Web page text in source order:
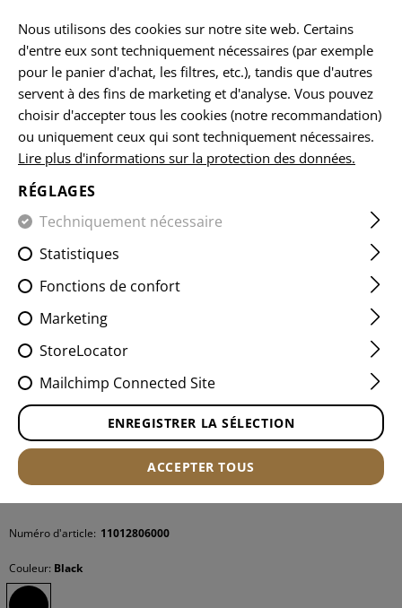
ACCUEIL EQUIPEMENTS ACCESSOIRES PILES
16340 BATTERY 3.7V 700MAH
Numéro d'article: 11012806000
Couleur: Black
Nous utilisons des cookies sur notre site web. Certains
d'entre eux sont techniquement nécessaires (par exemple
pour le panier d'achat, les filtres, etc.), tandis que d'autres
servent à des fins de marketing et d'analyse. Vous pouvez
choisir d'accepter tous les cookies (notre recommandation)
ou uniquement ceux qui sont techniquement nécessaires.
Lire plus d'informations sur la protection des données.
RÉGLAGES
Techniquement nécessaire
Statistiques
Fonctions de confort
Marketing
StoreLocator
Mailchimp Connected Site
ENREGISTRER LA SÉLECTION
ACCEPTER TOUS